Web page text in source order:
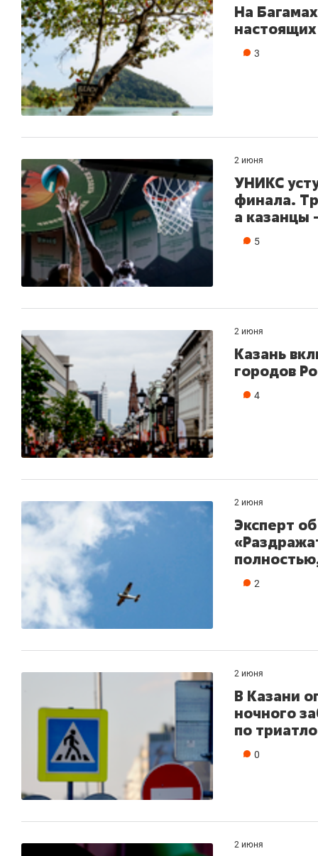
На
3
2 июня
УНИКС
финала.
а казанцы
5
2 июня
Казань
городов
4
2 июня
Эксперт
2
2 июня
В Казани
ночного
по
0
2 июня